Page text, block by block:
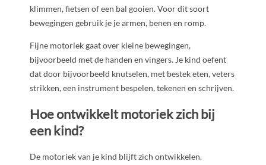
klimmen, fietsen of een bal gooien. Voor dit soort
bewegingen gebruik je je armen, benen en romp.
Fijne motoriek gaat over kleine bewegingen,
bijvoorbeeld met de handen en vingers. Je kind oefent
dat door bijvoorbeeld knutselen, met bestek eten, veters
strikken, een instrument bespelen, tekenen en schrijven.
Hoe ontwikkelt motoriek zich bij
een kind?
De motoriek van je kind blijft zich ontwikkelen.